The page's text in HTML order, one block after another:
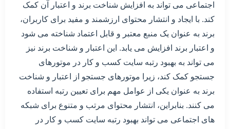
اجتماعی می تواند به افزایش شناخت برند و اعتبار آن کمک
کند. با ایجاد و انتشار محتوای ارزشمند و مفید برای کاربران،
برند به عنوان یک منبع معتبر و قابل اعتماد شناخته می شود
و اعتبار برند افزایش می یابد. این اعتبار و شناخت برند نیز
می تواند به بهبود رتبه سایت کسب و کار در موتورهای
جستجو کمک کند، زیرا موتورهای جستجو از اعتبار و شناخت
برند به عنوان یکی از عوامل مهم برای تعیین رتبه استفاده
می کنند. بنابراین، انتشار محتوای مرتب و متنوع برای شبکه
های اجتماعی می تواند بهبود رتبه سایت کسب و کار در